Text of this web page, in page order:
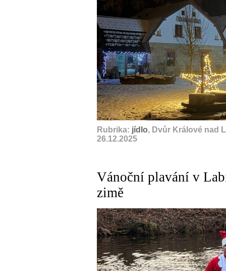
Rubrika: jídlo, Dvůr Králové nad
26.12.2025
Vánoční plavání v
zimě